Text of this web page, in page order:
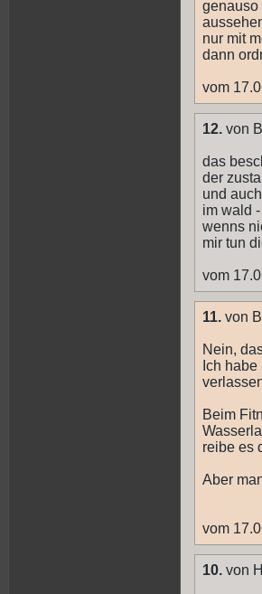
genauso
nur mit
dann
vom
12. von
das
der
und
im wald
wenns
mir tun
vom
11. von
Nein,
Ich
Beim
reibe es
Aber
vom
10. von